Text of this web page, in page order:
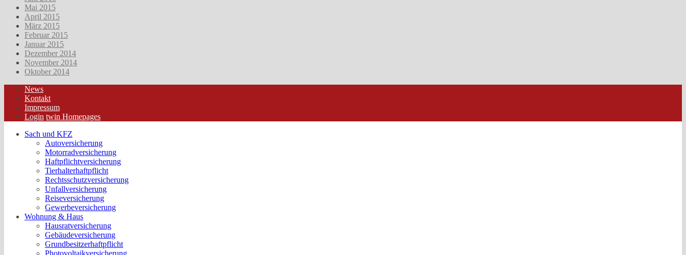
Mai 2015
April 2015
März 2015
Februar 2015
Januar 2015
Dezember 2014
November 2014
Oktober 2014
News
Kontakt
Impressum
Login twin Homepages
Sach und KFZ
Autoversicherung
Motorradversicherung
Haftpflichtversicherung
Tierhalterhaftpflicht
Rechtsschutzversicherung
Unfallversicherung
Reiseversicherung
Gewerbeversicherung
Wohnung & Haus
Hausratversicherung
Gebäudeversicherung
Grundbesitzerhaftpflicht
Photovoltaikversicherung